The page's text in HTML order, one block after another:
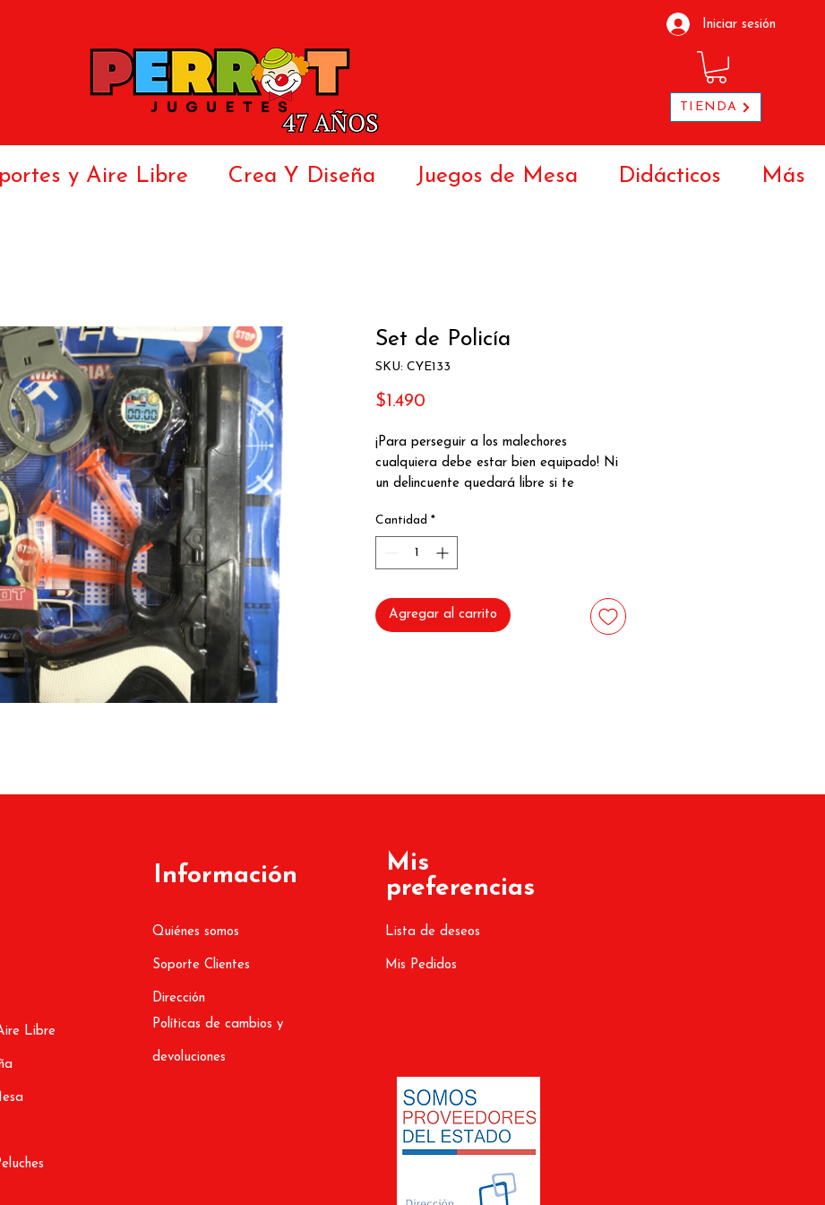
Iniciar sesión
TIENDA
Set de Policía
SKU: CYE133
$1.490
¡Para perseguir a los malechores
cualquiera debe estar bien equipado! Ni
un delincuente quedará libre si te
El set de policía incluye unas esposas, un
reloj (accesorio, no da hora real), una
adhieren a superficies lisas e incluso una
figurita para practicar puntería.
Cantidad *
Agregar al carrito
y Aire Libre Crea Y Diseña Juegos de Mesa Didácticos Más
Libre
Información
Quiénes somos
Soporte Clientes
Dirección
Políticas de cambios y
devoluciones
Mis
preferencias
Lista de deseos
Mis Pedidos